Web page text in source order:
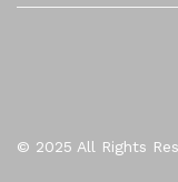
© 2025 All Rights